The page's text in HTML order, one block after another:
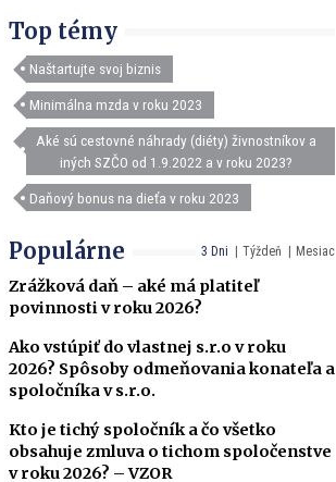
Top témy
Naštartujte svoj biznis
Minimálna mzda v roku 2023
Aké sú cestovné náhrady (diéty) živnostníkov a
iných SZČO od 1.9.2022 a v roku 2023?
Daňový bonus na dieťa v roku 2023
3 Dni Týždeň Mesiac
Populárne
Zrážková daň – aké má platiteľ
povinnosti v roku 2026?
Ako vstúpiť do vlastnej s.r.o v roku
2026? Spôsoby odmeňovania konateľa a
spoločníka v s.r.o.
Kto je tichý spoločník a čo všetko
obsahuje zmluva o tichom spoločenstve
v roku 2026? – VZOR